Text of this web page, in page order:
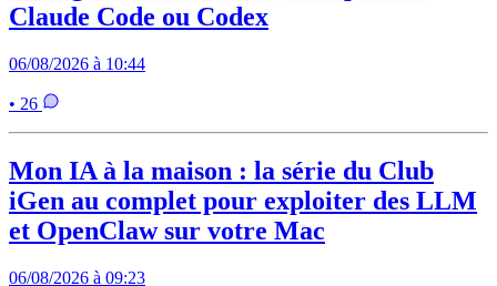
Claude Code ou Codex
06/08/2026 à 10:44
• 26
Mon IA à la maison : la série du Club
iGen au complet pour exploiter des LLM
et OpenClaw sur votre Mac
06/08/2026 à 09:23